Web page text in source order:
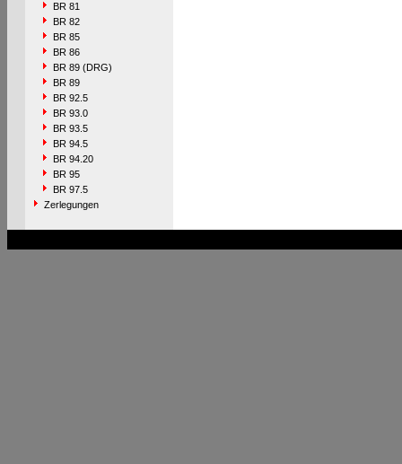
BR 81
BR 82
BR 85
BR 86
BR 89 (DRG)
BR 89
BR 92.5
BR 93.0
BR 93.5
BR 94.5
BR 94.20
BR 95
BR 97.5
Zerlegungen